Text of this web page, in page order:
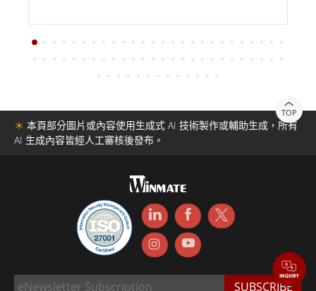
TOP
＊ 本頁部分圖片或內容使用生成式 AI 技術製作或輔助生成，所有
AI 生成內容皆經人工審核後發布。